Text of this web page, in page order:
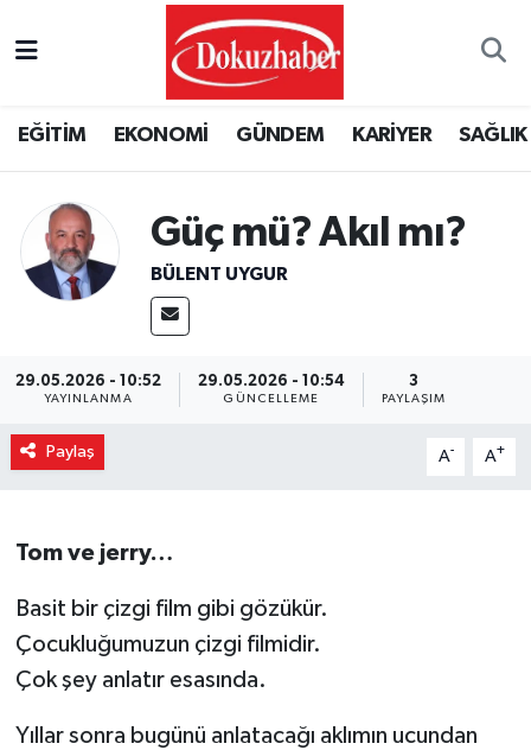
EĞİTİM EKONOMİ GÜNDEM KARİYER SAĞLIK
Güç mü? Akıl mı?
BÜLENT UYGUR
29.05.2026 - 10:52
YAYINLANMA
29.05.2026 - 10:54
GÜNCELLEME
3
PAYLAŞIM
Paylaş A- A+
Tom ve jerry…
Basit bir çizgi film gibi gözükür.
Çocukluğumuzun çizgi filmidir.
Çok şey anlatır esasında.
Yıllar sonra bugünü anlatacağı aklımın ucundan
Puan Durumu ve Fikstür
Tüm Manşetler
Son Dakika Haberleri
Haber Arşivi